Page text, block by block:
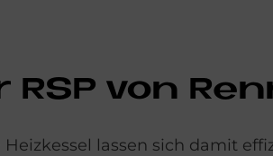
von
lassen sich damit